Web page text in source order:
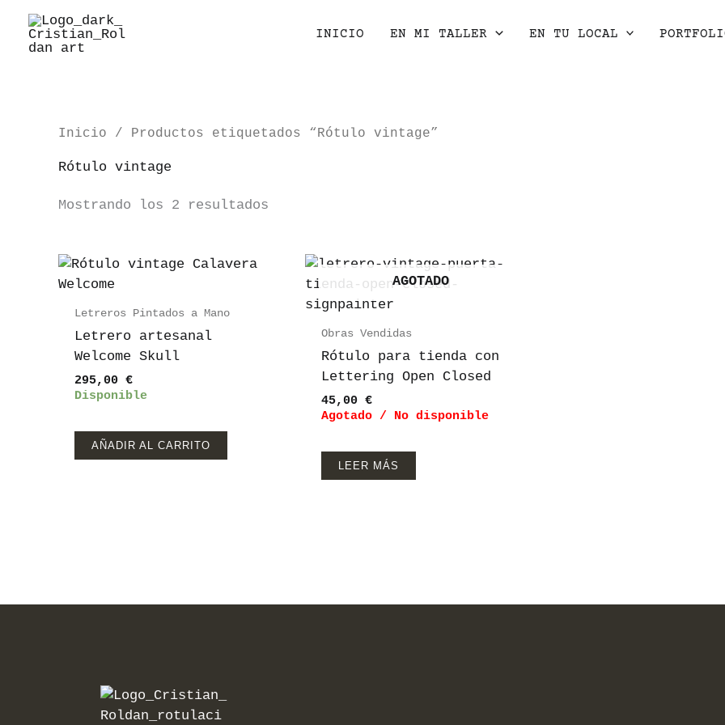
contenido
INICIO EN MI TALLER EN TU LOCAL
Inicio / Productos etiquetados “Rótulo vintage”
Rótulo vintage
Mostrando los 2 resultados
Letreros Pintados a Mano
Letrero artesanal
Welcome Skull
295,00€
Disponible
AÑADIR AL CARRITO
AGOTADO
Obras Vendidas
Rótulo para tienda con
Lettering Open Closed
45,00€
Agotado / No disponible
LEER MÁS